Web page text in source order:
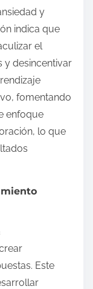
y
indica que
el
y desincentivar
fomentando
enfoque
lo que
Este